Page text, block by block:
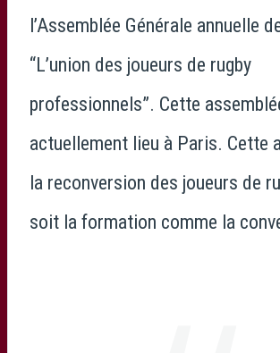
l’Assemblée Générale annuelle
“L’union des joueurs de rugby
professionnels”. Cette
actuellement lieu à Paris. Cette
la reconversion des joueurs de
soit la formation comme la